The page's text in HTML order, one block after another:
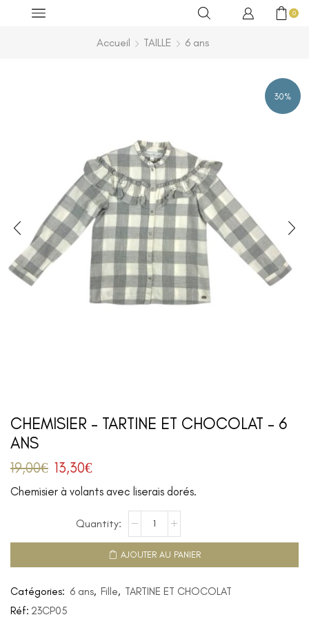
0
Accueil TAILLE 6 ans
30%
CHEMISIER – TARTINE ET CHOCOLAT – 6
ANS
19,00€ 13,30€
Chemisier à volants avec liserais dorés.
AJOUTER AU PANIER
Catégories: 6 ans, Fille, TARTINE ET CHOCOLAT
Réf: 23CP05